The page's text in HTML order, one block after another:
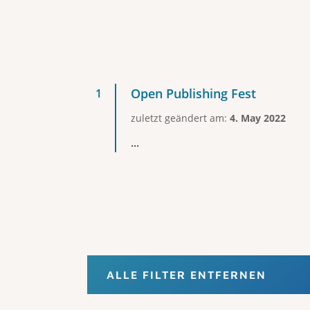
Open Publishing Fest
zuletzt geändert am: 4. May 2022
...
ALLE FILTER ENTFERNEN